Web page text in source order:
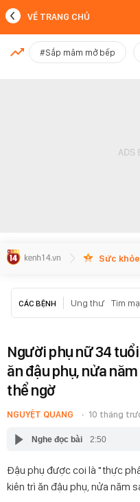
MỚI NHẤT
VỀ TRANG CHỦ
#Sắp mâm mở bếp
Sức khỏe
CÁC BỆNH Ung thư Tim
Người phụ nữ 34
ăn đậu phụ, nửa
thể ngờ
NGUYỆT QUANG 10 tháng
Nghe đọc bài 2:50
Đậu phụ được coi là "thực
kiên trì ăn đậu phụ, nửa năm